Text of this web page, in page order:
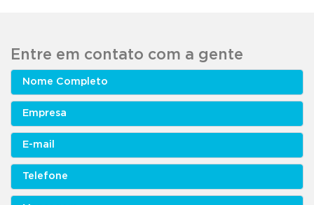
Entre em contato com a gente